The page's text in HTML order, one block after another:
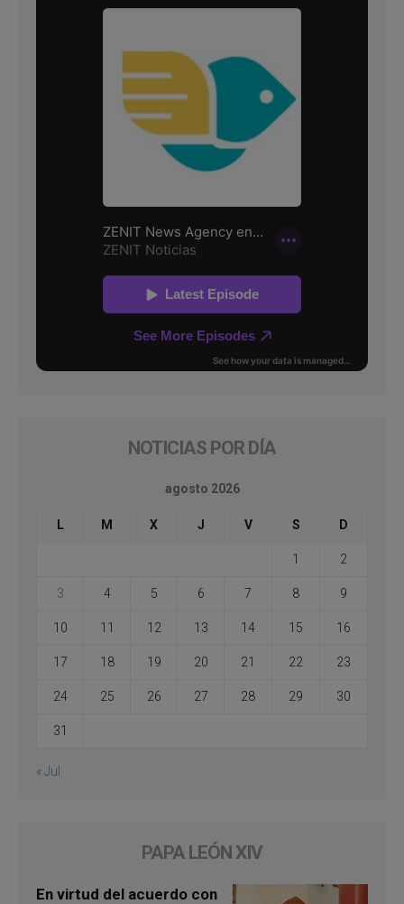
NOTICIAS POR DÍA
agosto 2026
L M X J V S D
1 2
3 4 5 6 7 8 9
10 11 12 13 14 15 16
17 18 19 20 21 22 23
24 25 26 27 28 29 30
31
« Jul
PAPA LEÓN XIV
En virtud del acuerdo con